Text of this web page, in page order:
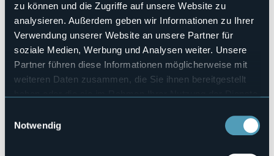
zu können und die Zugriffe auf unsere Website zu
analysieren. Außerdem geben wir Informationen zu Ihrer
Verwendung unserer Website an unsere Partner für
soziale Medien, Werbung und Analysen weiter. Unsere
Partner führen diese Informationen möglicherweise mit
weiteren Daten zusammen, die Sie ihnen bereitgestellt
Notwendig
E-mail
info@bel-sit.it
Webseite
http://www.bel-sit.it
Telefon